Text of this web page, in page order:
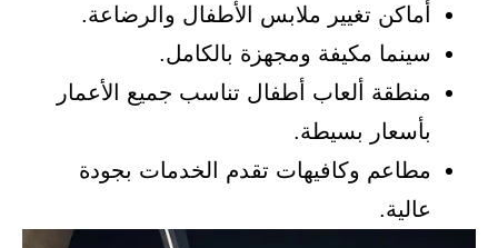
أماكن تغيير ملابس الأطفال والرضاعة.
سينما مكيفة ومجهزة بالكامل.
منطقة ألعاب أطفال تناسب جميع الأعمار
بأسعار بسيطة.
مطاعم وكافيهات تقدم الخدمات بجودة
عالية.